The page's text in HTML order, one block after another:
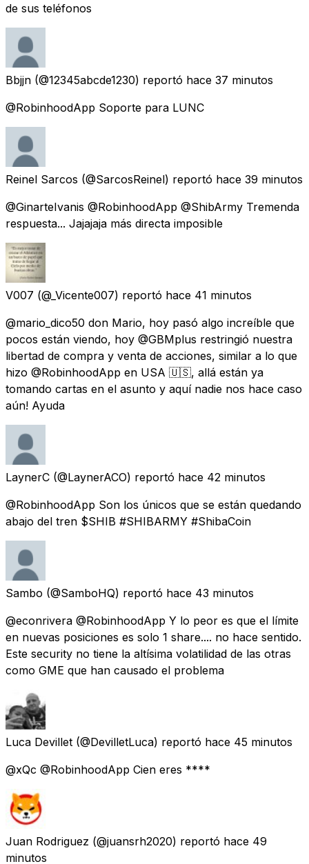
de sus teléfonos
Bbjjn (@12345abcde1230) reportó hace 37 minutos
@RobinhoodApp Soporte para LUNC
Reinel Sarcos (@SarcosReinel) reportó hace 39 minutos
@GinarteIvanis @RobinhoodApp @ShibArmy Tremenda
respuesta... Jajajaja más directa imposible
V007 (@_Vicente007) reportó hace 41 minutos
@mario_dico50 don Mario, hoy pasó algo increíble que
pocos están viendo, hoy @GBMplus restringió nuestra
libertad de compra y venta de acciones, similar a lo que
hizo @RobinhoodApp en USA 🇺🇸, allá están ya
tomando cartas en el asunto y aquí nadie nos hace caso
aún! Ayuda
LaynerC (@LaynerACO) reportó hace 42 minutos
@RobinhoodApp Son los únicos que se están quedando
abajo del tren $SHIB #SHIBARMY #ShibaCoin
Sambo (@SamboHQ) reportó hace 43 minutos
@econrivera @RobinhoodApp Y lo peor es que el límite
en nuevas posiciones es solo 1 share.... no hace sentido.
Este security no tiene la altísima volatilidad de las otras
como GME que han causado el problema
Luca Devillet (@DevilletLuca) reportó hace 45 minutos
@xQc @RobinhoodApp Cien eres ****
Juan Rodriguez (@juansrh2020) reportó hace 49
minutos